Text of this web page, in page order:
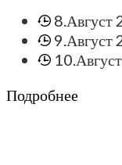
8.Август
9.Август
Подробнее